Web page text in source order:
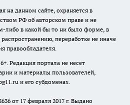
на данном сайте, охраняется в
РФ об авторском праве и не
либо в какой бы то ни было форме, в
переработке не иначе
правообладателя.
Редакция портала не несет
и материалы пользователей,
и его субдоменах.
от 17 февраля 2017 г. Выдано